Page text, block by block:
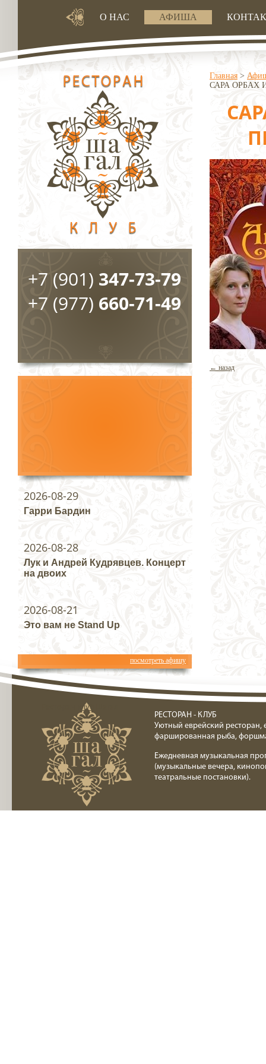
О НАС АФИША
Главная >
САРА ОРБАХ
← назад
+7 (901) 347-73-79
+7 (977) 660-71-49
2026-08-29
Гарри Бардин
2026-08-28
Лук и Андрей Кудрявцев. Концерт
на двоих
2026-08-21
Это вам не Stand Up
посмотреть афишу
Ресторан клуб Шагал
РЕСТОРАН - КЛУБ
Уютный еврейский ресторан,
фаршированная рыба,
Ежедневная музыкальная
(музыкальные вечера,
театральные постановки).